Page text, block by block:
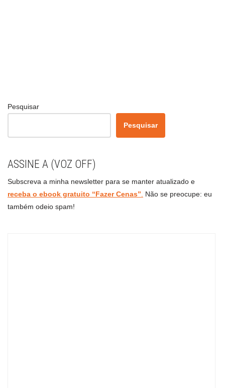
Pesquisar
Pesquisar
ASSINE A (VOZ OFF)
Subscreva a minha newsletter para se manter atualizado e
receba o ebook gratuito “Fazer Cenas”
Não se preocupe: eu
também odeio spam!